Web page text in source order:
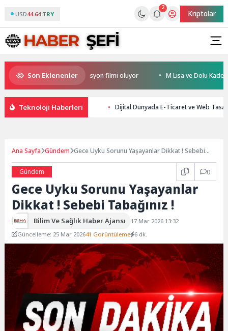
USD44.64 TRY
2
Kriptolar
Son Eklenenler
ilk IMAX® animasyon filmi oluyor M Lisa ve Dolu Kadehi Ters
Teknoloji Haberleri Dijital Dünyada E-Ticaret ve Web
Ana Sayfa Gündem Gece Uyku Sorunu Yaşayanlar Dikkat ! Sebebi
Gündem
0
Gece Uyku Sorunu Yaşayanlar
Dikkat ! Sebebi Tabağınız !
Bilim Ve Sağlık Haber Ajansı
17 Mar 2026 13:32
Güncelleme: 25 Mar 202641 Görüntüleme 6 dk.